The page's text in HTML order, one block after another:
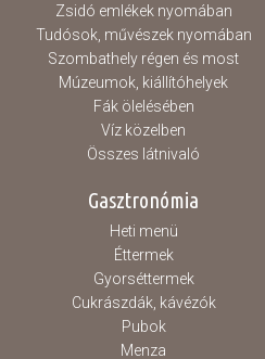
Zsidó emlékek nyomában
Tudósok, művészek nyomában
Szombathely régen és most
Múzeumok, kiállítóhelyek
Fák ölelésében
Víz közelben
Összes látnivaló
Gasztronómia
Heti menü
Éttermek
Gyorséttermek
Cukrászdák, kávézók
Pubok
Menza